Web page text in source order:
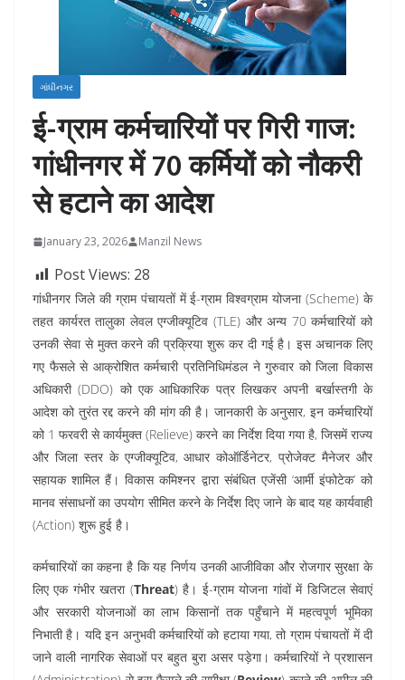
ગાંધીનગર
ई-ग्राम कर्मचारियों पर गिरी गाज:
गांधीनगर में 70 कर्मियों को नौकरी
से हटाने का आदेश
January 23, 2026 Manzil News
Post Views: 28
गांधीनगर जिले की ग्राम पंचायतों में ई-ग्राम विश्वग्राम योजना (Scheme) के
तहत कार्यरत तालुका लेवल एग्जीक्यूटिव (TLE) और अन्य 70 कर्मचारियों को
उनकी सेवा से मुक्त करने की प्रक्रिया शुरू कर दी गई है। इस अचानक लिए
गए फैसले से आक्रोशित कर्मचारी प्रतिनिधिमंडल ने गुरुवार को जिला विकास
अधिकारी (DDO) को एक आधिकारिक पत्र लिखकर अपनी बर्खास्तगी के
आदेश को तुरंत रद्द करने की मांग की है। जानकारी के अनुसार, इन कर्मचारियों
को 1 फरवरी से कार्यमुक्त (Relieve) करने का निर्देश दिया गया है, जिसमें राज्य
और जिला स्तर के एग्जीक्यूटिव, आधार कोऑर्डिनेटर, प्रोजेक्ट मैनेजर और
सहायक शामिल हैं। विकास कमिश्नर द्वारा संबंधित एजेंसी ‘आर्मी इंफोटेक’ को
मानव संसाधनों का उपयोग सीमित करने के निर्देश दिए जाने के बाद यह कार्यवाही
(Action) शुरू हुई है।
कर्मचारियों का कहना है कि यह निर्णय उनकी आजीविका और रोजगार सुरक्षा के
लिए एक गंभीर खतरा (Threat) है। ई-ग्राम योजना गांवों में डिजिटल सेवाएं
और सरकारी योजनाओं का लाभ किसानों तक पहुँचाने में महत्वपूर्ण भूमिका
निभाती है। यदि इन अनुभवी कर्मचारियों को हटाया गया, तो ग्राम पंचायतों में दी
जाने वाली नागरिक सेवाओं पर बहुत बुरा असर पड़ेगा। कर्मचारियों ने प्रशासन